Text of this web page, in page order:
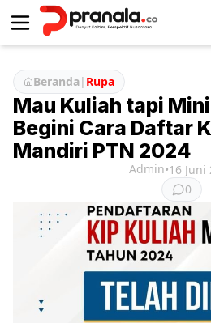
Beranda| Rupa
Mau Kuliah tapi
Begini Cara Daftar
Mandiri PTN 2024
Admin•16 Juni
0